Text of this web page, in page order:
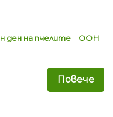
ден на пчелите
ООН
Повече